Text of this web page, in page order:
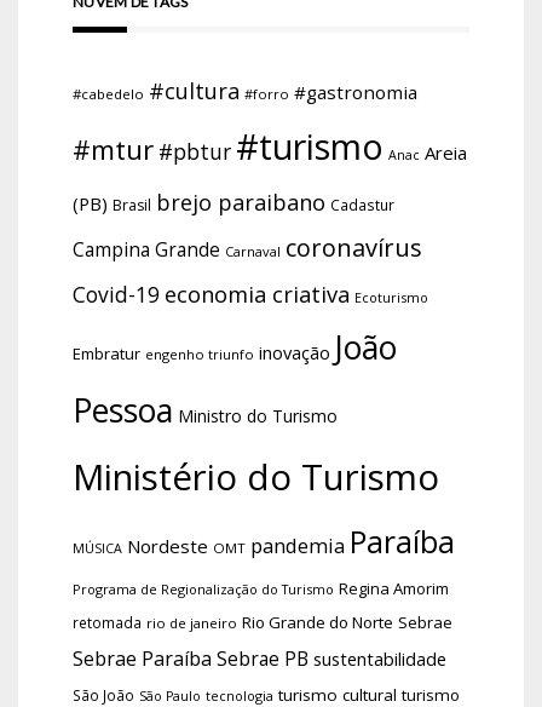
#cabedelo #cultura #forro #gastronomia
#mtur #pbtur #turismo Anac Areia
(PB) Brasil brejo paraibano Cadastur
Campina Grande Carnaval coronavírus
Covid-19 economia criativa Ecoturismo
Embratur engenho triunfo inovação João
Pessoa Ministro do Turismo
Ministério do Turismo
MÚSICA Nordeste OMT pandemia Paraíba
Programa de Regionalização do Turismo Regina Amorim
retomada rio de janeiro Rio Grande do Norte Sebrae
Sebrae Paraíba Sebrae PB sustentabilidade
São João São Paulo tecnologia turismo cultural turismo